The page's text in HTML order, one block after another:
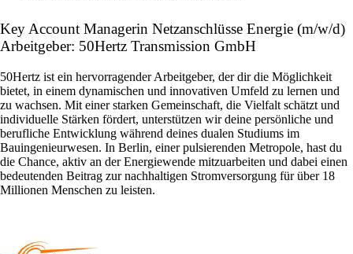
Key Account Managerin Netzanschlüsse Energie (m/w/d)
Arbeitgeber: 50Hertz Transmission GmbH
50Hertz ist ein hervorragender Arbeitgeber, der dir die Möglichkeit
bietet, in einem dynamischen und innovativen Umfeld zu lernen und
zu wachsen. Mit einer starken Gemeinschaft, die Vielfalt schätzt und
individuelle Stärken fördert, unterstützen wir deine persönliche und
berufliche Entwicklung während deines dualen Studiums im
Bauingenieurwesen. In Berlin, einer pulsierenden Metropole, hast du
die Chance, aktiv an der Energiewende mitzuarbeiten und dabei einen
bedeutenden Beitrag zur nachhaltigen Stromversorgung für über 18
Millionen Menschen zu leisten.